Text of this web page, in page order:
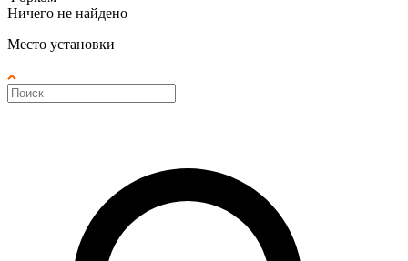
Ничего не найдено
Место установки